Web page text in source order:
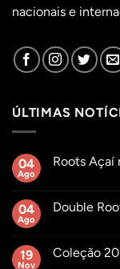
nacionais e
ÚLTIMAS
04
Ago
Roots Açaí
Roots
Day
Autódromo
04
Ago
Double
Double
19
Nov
Coleção